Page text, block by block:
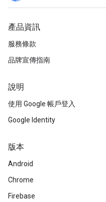
產品資訊
服務條款
品牌宣傳指南
說明
使用 Google 帳戶登入
Google Identity
版本
Android
Chrome
Firebase